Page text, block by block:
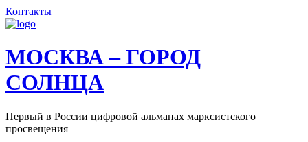
Контакты
МОСКВА – ГОРОД
СОЛНЦА
Первый в России цифровой альманах марксистского
просвещения